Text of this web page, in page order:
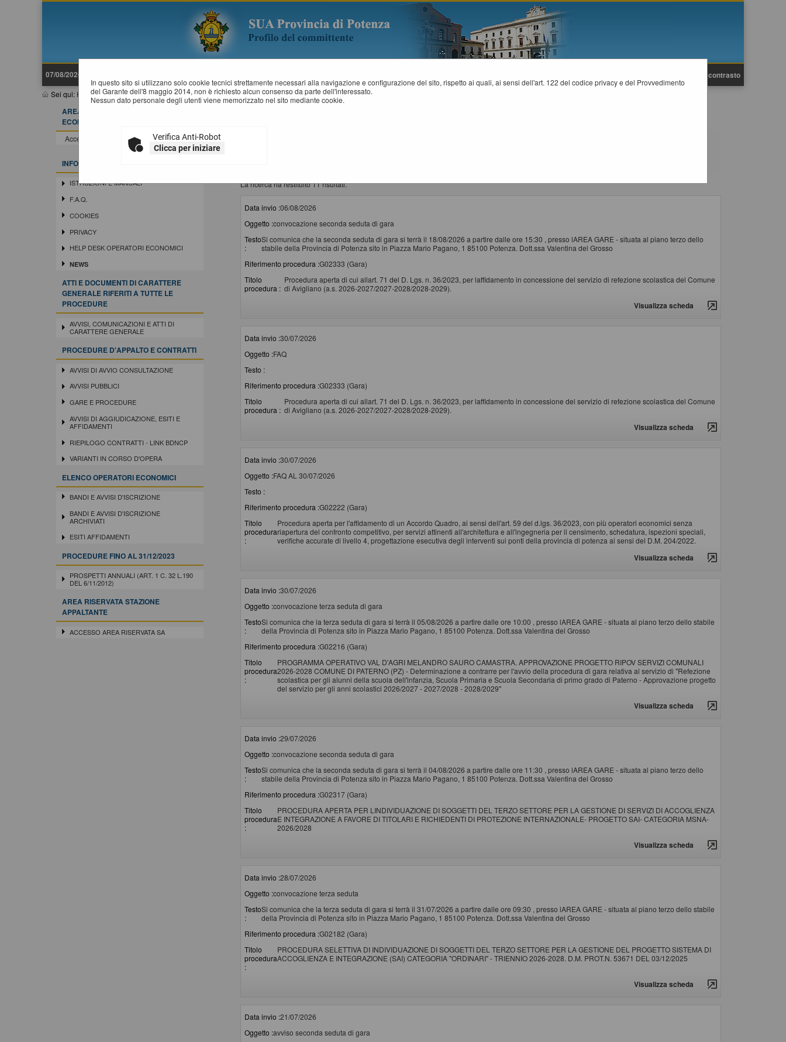
07/08/2026 12:08 Alto contrasto
Sei qui: Home»Informazioni»News
In questo sito si utilizzano solo cookie tecnici strettamente necessari alla navigazione e configurazione del sito, rispetto ai quali, ai sensi dell'art. 122 del codice privacy e del Provvedimento
del Garante dell'8 maggio 2014, non è richiesto alcun consenso da parte dell'interessato.
Nessun dato personale degli utenti viene memorizzato nel sito mediante cookie.
Verifica Anti-Robot
Clicca per iniziare
AREA RISERVATA OPERATORE
ECONOMICO
Accedi - Registrati
INFORMAZIONI
ISTRUZIONI E MANUALI
F.A.Q.
COOKIES
PRIVACY
HELP DESK OPERATORI ECONOMICI
NEWS
ATTI E DOCUMENTI DI CARATTERE
GENERALE RIFERITI A TUTTE LE
PROCEDURE
AVVISI, COMUNICAZIONI E ATTI DI
CARATTERE GENERALE
PROCEDURE D'APPALTO E CONTRATTI
AVVISI DI AVVIO CONSULTAZIONE
AVVISI PUBBLICI
GARE E PROCEDURE
AVVISI DI AGGIUDICAZIONE, ESITI E
AFFIDAMENTI
RIEPILOGO CONTRATTI - LINK BDNCP
VARIANTI IN CORSO D'OPERA
ELENCO OPERATORI ECONOMICI
BANDI E AVVISI D'ISCRIZIONE
BANDI E AVVISI D'ISCRIZIONE
ARCHIVIATI
ESITI AFFIDAMENTI
PROCEDURE FINO AL 31/12/2023
PROSPETTI ANNUALI (ART. 1 C. 32 L.190
DEL 6/11/2012)
AREA RISERVATA STAZIONE
APPALTANTE
ACCESSO AREA RISERVATA SA
La ricerca ha restituito 11 risultati.
Data invio :06/08/2026
Oggetto :convocazione seconda seduta di gara
Testo
:
Si comunica che la seconda seduta di gara si terrà il 18/08/2026 a partire dalle ore 15:30 , presso lAREA GARE - situata al piano terzo dello
stabile della Provincia di Potenza sito in Piazza Mario Pagano, 1 85100 Potenza. Dott.ssa Valentina del Grosso
Riferimento procedura :G02333 (Gara)
Titolo
procedura :
Procedura aperta di cui allart. 71 del D. Lgs. n. 36/2023, per laffidamento in concessione del servizio di refezione scolastica del Comune
di Avigliano (a.s. 2026-2027/2027-2028/2028-2029).
Visualizza scheda
Data invio :30/07/2026
Oggetto :FAQ
Testo :
Riferimento procedura :G02333 (Gara)
Titolo
procedura :
Procedura aperta di cui allart. 71 del D. Lgs. n. 36/2023, per laffidamento in concessione del servizio di refezione scolastica del Comune
di Avigliano (a.s. 2026-2027/2027-2028/2028-2029).
Visualizza scheda
Data invio :30/07/2026
Oggetto :FAQ AL 30/07/2026
Testo :
Riferimento procedura :G02222 (Gara)
Titolo
procedura
:
Procedura aperta per l'affidamento di un Accordo Quadro, ai sensi dell'art. 59 del d.lgs. 36/2023, con più operatori economici senza
riapertura del confronto competitivo, per servizi attinenti all'architettura e all'ingegneria per il censimento, schedatura, ispezioni speciali,
verifiche accurate di livello 4, progettazione esecutiva degli interventi sui ponti della provincia di potenza ai sensi del D.M. 204/2022.
Visualizza scheda
Data invio :30/07/2026
Oggetto :convocazione terza seduta di gara
Testo
:
Si comunica che la terza seduta di gara si terrà il 05/08/2026 a partire dalle ore 10:00 , presso lAREA GARE - situata al piano terzo dello stabile
della Provincia di Potenza sito in Piazza Mario Pagano, 1 85100 Potenza. Dott.ssa Valentina del Grosso
Riferimento procedura :G02216 (Gara)
Titolo
procedura
:
PROGRAMMA OPERATIVO VAL D'AGRI MELANDRO SAURO CAMASTRA. APPROVAZIONE PROGETTO RIPOV SERVIZI COMUNALI
2026-2028 COMUNE DI PATERNO (PZ) - Determinazione a contrarre per l'avvio della procedura di gara relativa al servizio di "Refezione
scolastica per gli alunni della scuola dell'infanzia, Scuola Primaria e Scuola Secondaria di primo grado di Paterno - Approvazione progetto
del servizio per gli anni scolastici 2026/2027 - 2027/2028 - 2028/2029"
Visualizza scheda
Data invio :29/07/2026
Oggetto :convocazione seconda seduta di gara
Testo
:
Si comunica che la seconda seduta di gara si terrà il 04/08/2026 a partire dalle ore 11:30 , presso lAREA GARE - situata al piano terzo dello
stabile della Provincia di Potenza sito in Piazza Mario Pagano, 1 85100 Potenza. Dott.ssa Valentina del Grosso
Riferimento procedura :G02317 (Gara)
Titolo
procedura
:
PROCEDURA APERTA PER LINDIVIDUAZIONE DI SOGGETTI DEL TERZO SETTORE PER LA GESTIONE DI SERVIZI DI ACCOGLIENZA
E INTEGRAZIONE A FAVORE DI TITOLARI E RICHIEDENTI DI PROTEZIONE INTERNAZIONALE- PROGETTO SAI- CATEGORIA MSNA-
2026/2028
Visualizza scheda
Data invio :28/07/2026
Oggetto :convocazione terza seduta
Testo
:
Si comunica che la terza seduta di gara si terrà il 31/07/2026 a partire dalle ore 09:30 , presso lAREA GARE - situata al piano terzo dello stabile
della Provincia di Potenza sito in Piazza Mario Pagano, 1 85100 Potenza. Dott.ssa Valentina del Grosso
Riferimento procedura :G02182 (Gara)
Titolo
procedura
:
PROCEDURA SELETTIVA DI INDIVIDUAZIONE DI SOGGETTI DEL TERZO SETTORE PER LA GESTIONE DEL PROGETTO SISTEMA DI
ACCOGLIENZA E INTEGRAZIONE (SAI) CATEGORIA "ORDINARI" - TRIENNIO 2026-2028. D.M. PROT.N. 53671 DEL 03/12/2025
Visualizza scheda
Data invio :21/07/2026
Oggetto :avviso seconda seduta di gara